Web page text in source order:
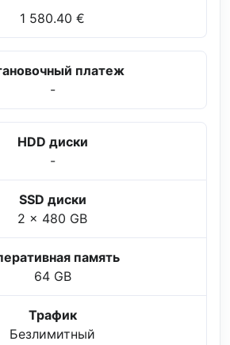
1 580.40 €
платеж
-
HDD диски
-
SSD диски
2 x 480 GB
память
64 GB
Трафик
Безлимитный